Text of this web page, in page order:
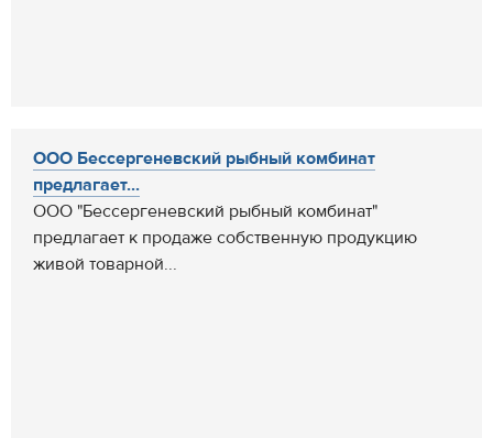
ООО Бессергеневский рыбный комбинат
предлагает...
ООО "Бессергеневский рыбный комбинат"
предлагает к продаже собственную продукцию
живой товарной...